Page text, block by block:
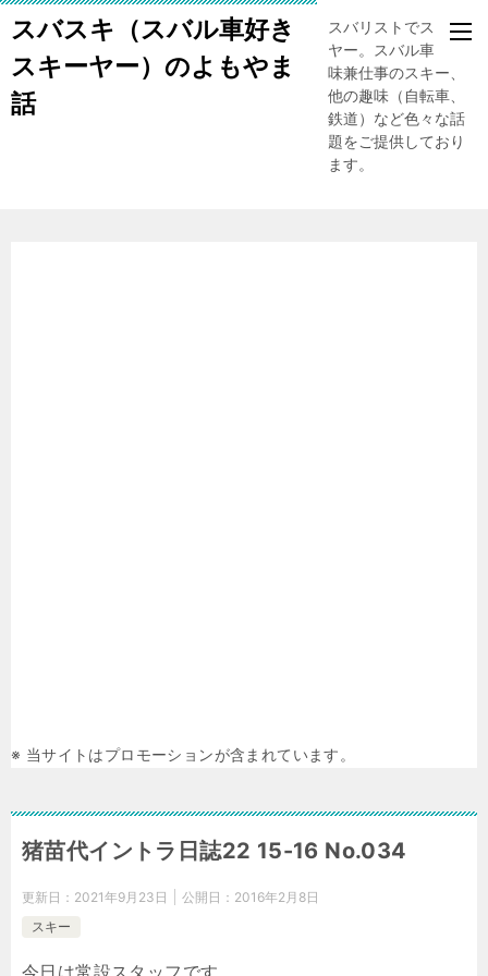
スバスキ（スバル車好き
スキーヤー）のよもやま
話
スバリストでスキー
ヤー。スバル車、趣
味兼仕事のスキー、
他の趣味（自転車、
鉄道）など色々な話
題をご提供しており
ます。
※ 当サイトはプロモーションが含まれています。
猪苗代イントラ日誌22 15-16 No.034
更新日： 2021年9月23日 公開日： 2016年2月8日
スキー
今日は常設スタッフです。